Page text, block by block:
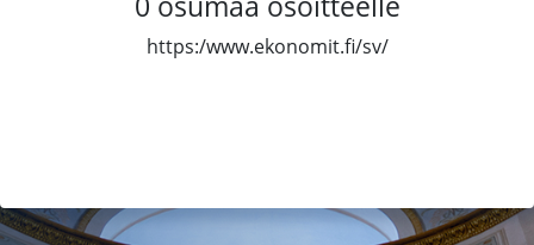
https:/www.ekonomit.fi/sv/